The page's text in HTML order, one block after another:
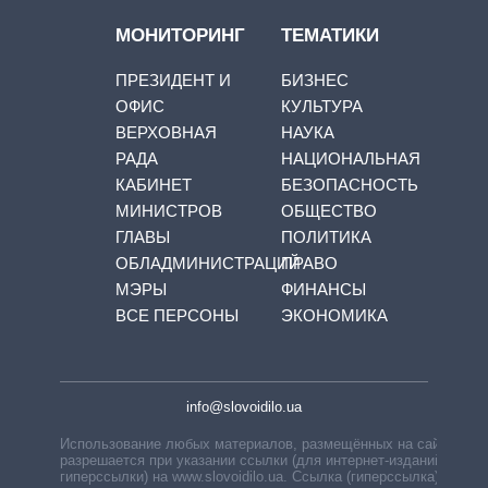
МОНИТОРИНГ
ПРЕЗИДЕНТ И
ОФИС
ВЕРХОВНАЯ
РАДА
КАБИНЕТ
МИНИСТРОВ
ГЛАВЫ
ОБЛАДМИНИСТРАЦИЙ
МЭРЫ
ВСЕ ПЕРСОНЫ
ТЕМАТИКИ
БИЗНЕС
КУЛЬТУРА
НАУКА
НАЦИОНАЛЬНАЯ
БЕЗОПАСНОСТЬ
ОБЩЕСТВО
ПОЛИТИКА
ПРАВО
ФИНАНСЫ
ЭКОНОМИКА
info@slovoidilo.ua
Использование любых материалов, размещённых на сайте,
разрешается при указании ссылки (для интернет-изданий —
гиперссылки) на www.slovoidilo.ua. Ссылка (гиперссылка)